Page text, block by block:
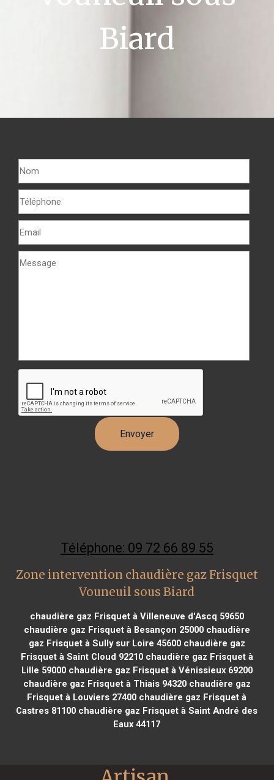
Biard
Téléphone: 09 72 66 89 55
Zone intervention chaudière gaz Frisquet
Vouneuil sous Biard
chaudière gaz Frisquet à Villeneuve d'Ascq 59650
chaudière gaz Frisquet à Besançon 25000chaudière
gaz Frisquet à Sully sur Loire 45600chaudière gaz
Frisquet à Saint Cloud 92210chaudière gaz Frisquet à
Lille 59000chaudière gaz Frisquet à Vénissieux 69200
chaudière gaz Frisquet à Thiais 94320chaudière gaz
Frisquet à Louviers 27400 chaudière gaz Frisquet à
Castres 81100 chaudière gaz Frisquet à Saint André des
Eaux 44117